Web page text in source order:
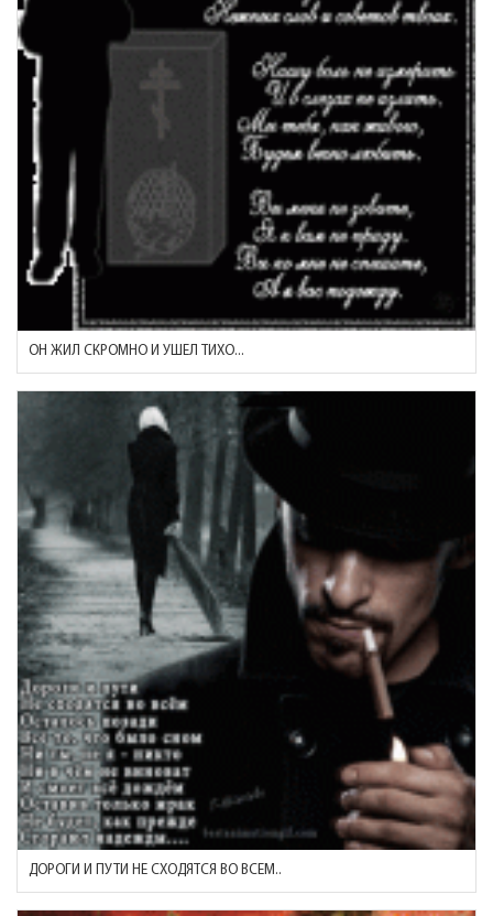
ОН ЖИЛ СКРОМНО И УШЕЛ ТИХО...
ДОРОГИ И ПУТИ НЕ СХОДЯТСЯ ВО ВСЕМ..